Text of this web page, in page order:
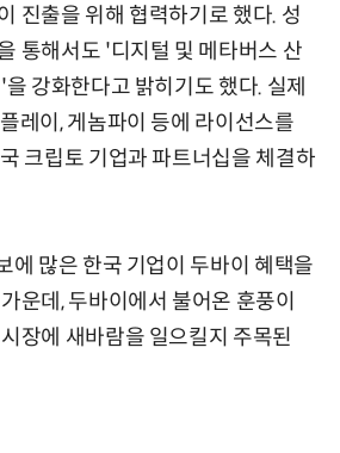
진출을 위해 협력하기로 했다. 성
통해서도 '디지털 및 메타버스 산
강화한다고 밝히기도 했다. 실제
레이, 게놈파이 등에 라이선스를
크립토 기업과 파트너십을 체결하
에 많은 한국 기업이 두바이 혜택을
운데, 두바이에서 불어온 훈풍이
장에 새바람을 일으킬지 주목된